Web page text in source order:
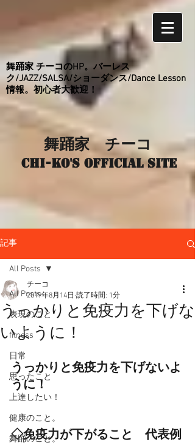
舞踊家 チーコのHP。バーレス
ク/JAZZ/SALSA/ショーダンス/Dance Lesson
情報。初心者大歓迎！
舞踊家 チーコ
Chi-ko's Official site
記事
All Posts
表現のこと
fitness
日常
思ったこと
上達したい！
健康のこと。
舞踊のこと。
All Posts
うっかりと免疫力を下げな
いように！
チーコ
2019年8月14日 読了時間: 1分
うっかりと免疫力を下げないよ
うに！
◇免疫力が下がること　代表例